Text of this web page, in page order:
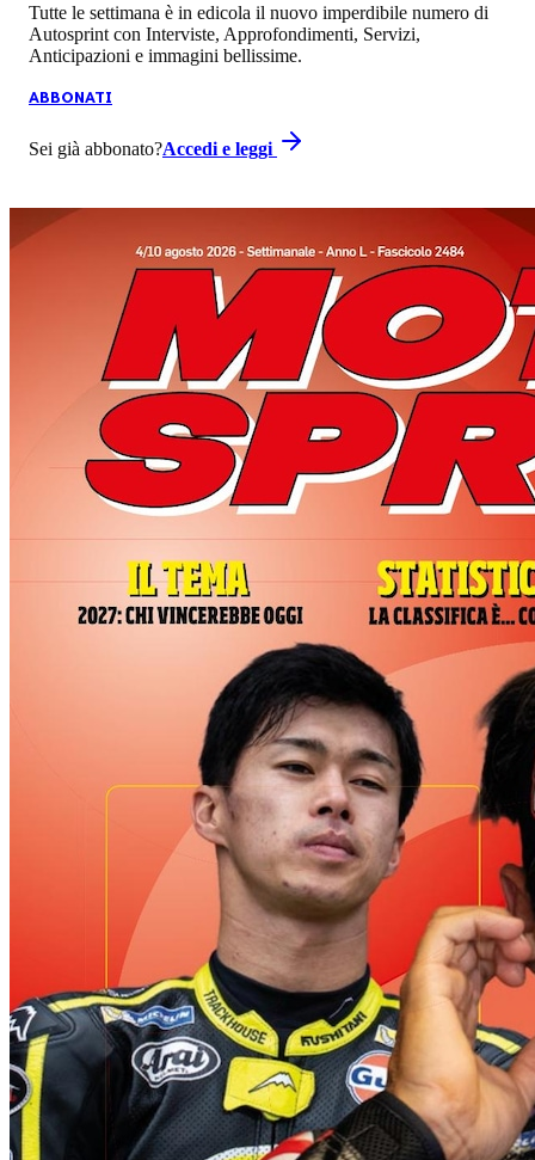
Tutte le settimana è in edicola il nuovo imperdibile numero di
Autosprint con Interviste, Approfondimenti, Servizi,
Anticipazioni e immagini bellissime.
ABBONATI
Sei già abbonato?Accedi e leggi